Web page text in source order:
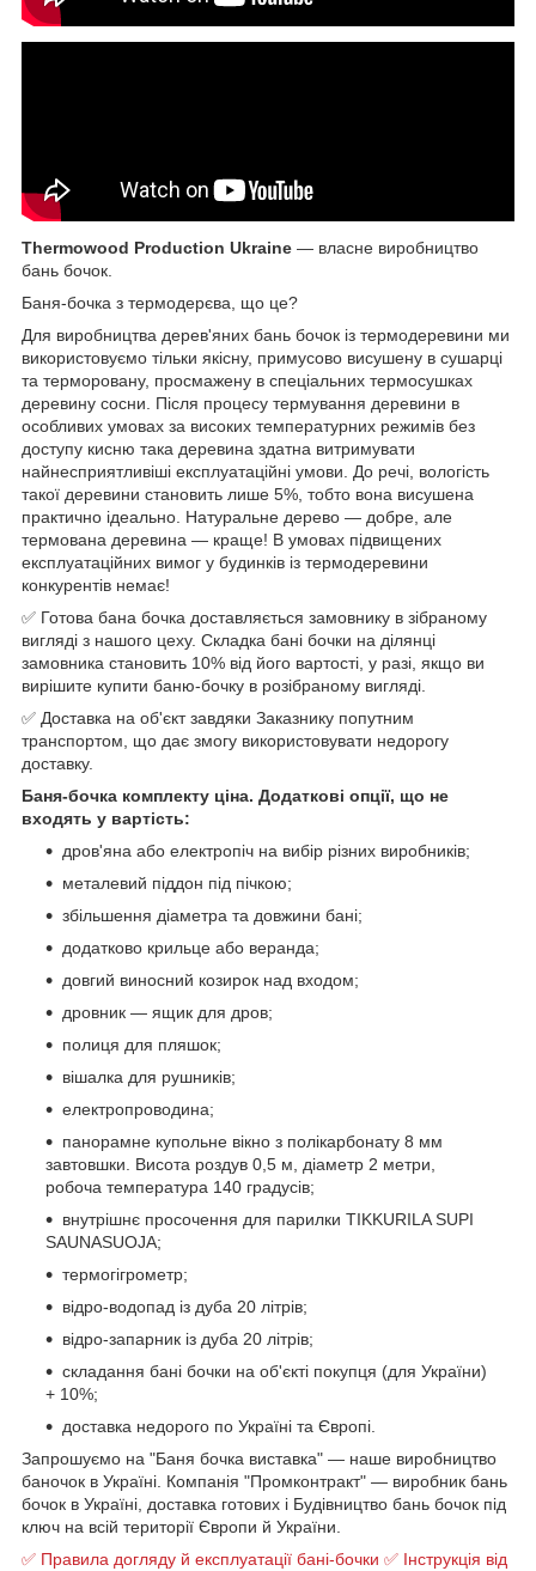
Thermowood Production Ukraine — власне виробництво
бань бочок.
Баня-бочка з термодерєва, що це?
Для виробництва дерев'яних бань бочок із термодеревини ми
використовуємо тільки якісну, примусово висушену в сушарці
та терморовану, просмажену в спеціальних термосушках
деревину сосни. Після процесу термування деревини в
особливих умовах за високих температурних режимів без
доступу кисню така деревина здатна витримувати
найнесприятливіші експлуатаційні умови. До речі, вологість
такої деревини становить лише 5%, тобто вона висушена
практично ідеально. Натуральне дерево — добре, але
термована деревина — краще! В умовах підвищених
експлуатаційних вимог у будинків із термодеревини
конкурентів немає!
✅ Готова бана бочка доставляється замовнику в зібраному
вигляді з нашого цеху. Складка бані бочки на ділянці
замовника становить 10% від його вартості, у разі, якщо ви
вирішите купити баню-бочку в розібраному вигляді.
✅ Доставка на об'єкт завдяки Заказнику попутним
транспортом, що дає змогу використовувати недорогу
доставку.
Баня-бочка комплекту ціна. Додаткові опції, що не
входять у вартість:
дров'яна або електропіч на вибір різних виробників;
металевий піддон під пічкою;
збільшення діаметра та довжини бані;
додатково крильце або веранда;
довгий виносний козирок над входом;
дровник — ящик для дров;
полиця для пляшок;
вішалка для рушників;
електропроводина;
панорамне купольне вікно з полікарбонату 8 мм
завтовшки. Висота роздув 0,5 м, діаметр 2 метри,
робоча температура 140 градусів;
внутрішнє просочення для парилки TIKKURILA SUPI
SAUNASUOJA;
термогігрометр;
відро-водопад із дуба 20 літрів;
відро-запарник із дуба 20 літрів;
складання бані бочки на об'єкті покупця (для України)
+ 10%;
доставка недорого по Україні та Європі.
Запрошуємо на "Баня бочка виставка" — наше виробництво
баночок в Україні. Компанія "Промконтракт" — виробник бань
бочок в Україні, доставка готових і Будівництво бань бочок під
ключ на всій території Європи й України.
✅ Правила догляду й експлуатації бані-бочки ✅ Інструкція від